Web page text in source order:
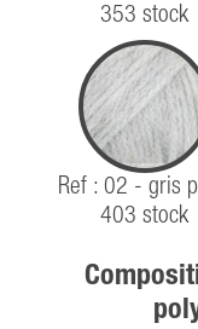
353 stock
Ref : 02 - gris
403 stock